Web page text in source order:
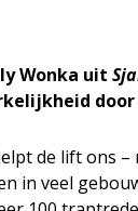
Wonka uit
door
de lift ons
in veel